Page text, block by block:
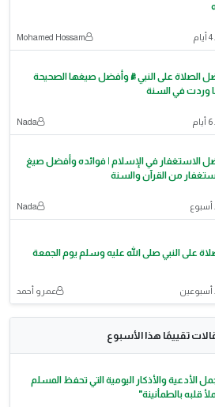
Mohamed Hossam
الصلاة على النبي ﷺ وأفضل صيغها الصحيحة
وردت في السنة
Nada
الاستغفار في الإسلام | فوائده وأفضل صيغ
من القرآن والسنة
أسبوع Nada
على النبي صلى الله عليه وسلم يوم الجمعة
أسبوعين عمرو أحمد
تقييمًا هذا الأسبوع
الأدعية والأذكار اليومية التي تحفظ المسلم
قلبه بالطمأنينة"